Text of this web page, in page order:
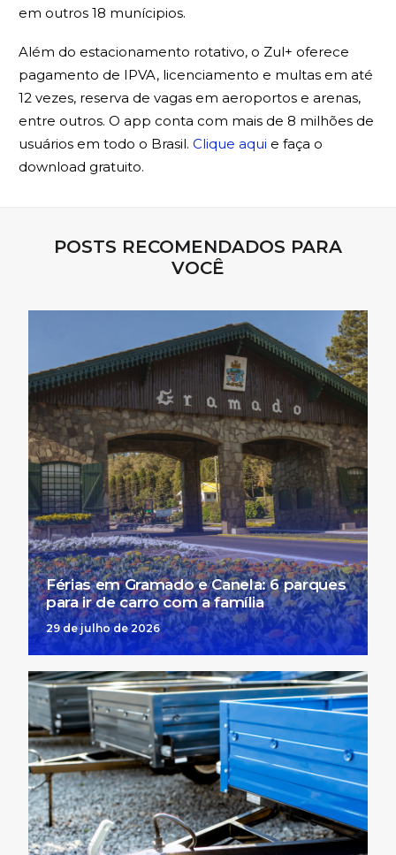
em outros 18 munícipios.
Além do estacionamento rotativo, o Zul+ oferece
pagamento de IPVA, licenciamento e multas em até
12 vezes, reserva de vagas em aeroportos e arenas,
entre outros. O app conta com mais de 8 milhões de
usuários em todo o Brasil. Clique aqui e faça o
download gratuito.
POSTS RECOMENDADOS PARA
VOCÊ
Férias em Gramado e Canela: 6 parques
para ir de carro com a família
29 de julho de 2026